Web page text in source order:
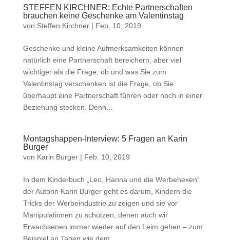
STEFFEN KIRCHNER: Echte Partnerschaften
brauchen keine Geschenke am Valentinstag
von Steffen Kirchner| Feb. 10, 2019
Geschenke und kleine Aufmerksamkeiten können
natürlich eine Partnerschaft bereichern, aber viel
wichtiger als die Frage, ob und was Sie zum
Valentinstag verschenken ist die Frage, ob Sie
überhaupt eine Partnerschaft führen oder noch in einer
Beziehung stecken. Denn...
Montagshappen-Interview: 5 Fragen an Karin
Burger
von Karin Burger| Feb. 10, 2019
In dem Kinderbuch „Leo, Hanna und die Werbehexen“
der Autorin Karin Burger geht es darum, Kindern die
Tricks der Werbeindustrie zu zeigen und sie vor
Manipulationen zu schützen, denen auch wir
Erwachsenen immer wieder auf den Leim gehen – zum